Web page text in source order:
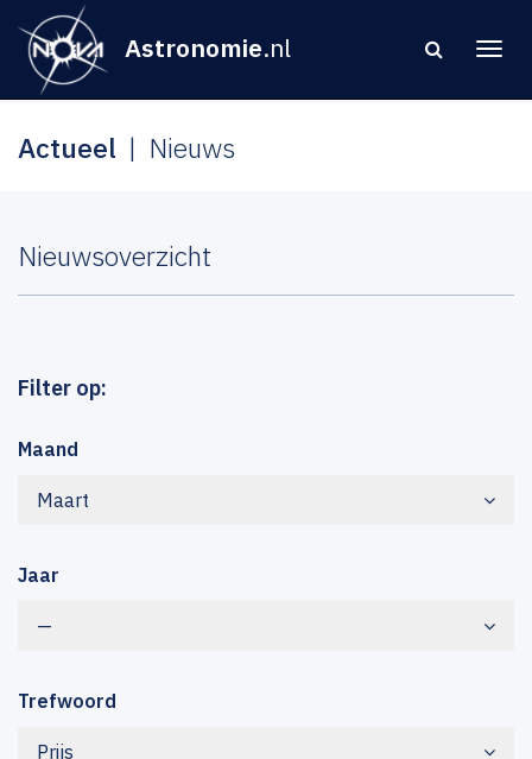
Astronomie.nl
Actueel Nieuws
Nieuwsoverzicht
Filter op:
Maand
Maart
Jaar
—
Trefwoord
Prijs